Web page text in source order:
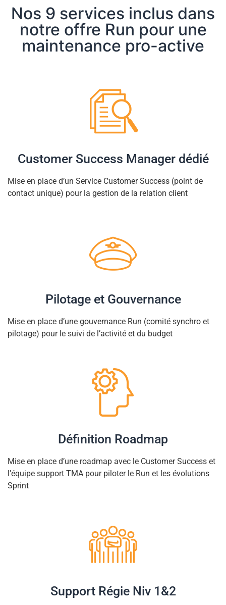
Nos 9 services inclus dans
notre offre Run pour une
maintenance pro-active
Customer Success Manager dédié
Mise en place d’un Service Customer Success (point de
contact unique) pour la gestion de la relation client
Pilotage et Gouvernance
Mise en place d’une gouvernance Run (comité synchro et
pilotage) pour le suivi de l’activité et du budget
Définition Roadmap
Mise en place d’une roadmap avec le Customer Success et
l’équipe support TMA pour piloter le Run et les évolutions
Sprint
Support Régie Niv 1&2